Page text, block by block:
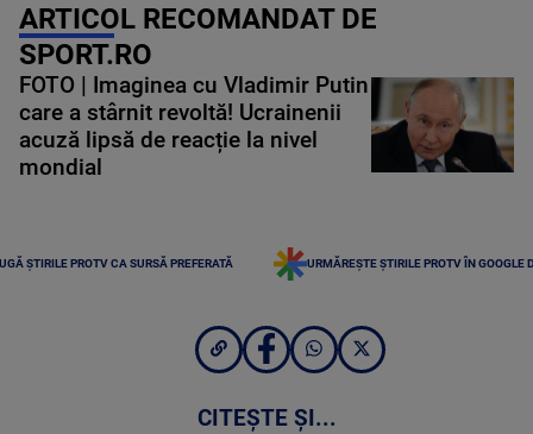
ARTICOL RECOMANDAT DE
SPORT.RO
FOTO | Imaginea cu Vladimir Putin
care a stârnit revoltă! Ucrainenii
acuză lipsă de reacție la nivel
mondial
ȘTIRILE PROTV CA SURSĂ PREFERATĂ URMĂREȘTE ȘTIRILE PROTV ÎN GOOGLE
CITEȘTE ȘI...